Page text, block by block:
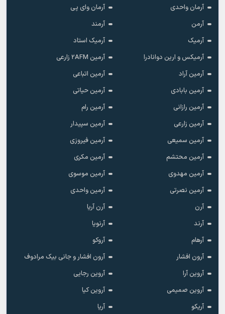
آرمان واحدی
آرمان وای پی
آرمن
آرمند
آرمیک
آرمیک استاد
آرمیکس و ارین دوانادرا
آرمین 2AFM زارعی
آرمین آراد
آرمین اتباعی
آرمین بابادی
آرمین حیاتی
آرمین رازانی
آرمین رام
آرمین زارعی
آرمین سپیدار
آرمین سمیعی
آرمین فیروزی
آرمین محتشم
آرمین مکری
آرمین مهدوی
آرمین موسوی
آرمین نصرتی
آرمین واحدی
آرن
آرن آریا
آرند
آرنویا
آرهام
آروکو
آرون افشار
آرون افشار و جانی بیک مرادوف
آروین آرا
آروین رجایی
آروین صمیمی
آروین کیا
آریکو
آریا